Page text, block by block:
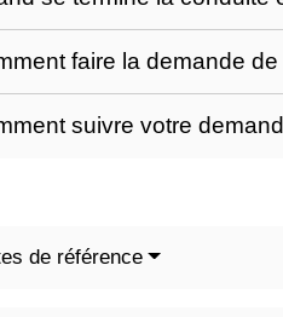
faire la demande
suivre votre
de référence